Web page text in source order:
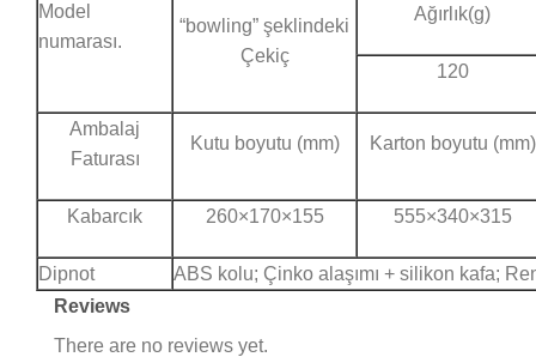
Model
numarası.
“bowling” şeklindeki
Çekiç
Ağırlık(g)
120
Ambalaj
Faturası
Kutu boyutu (mm) Karton boyutu (mm)
Kabarcık 260×170×155 555×340×315
Dipnot
ABS kolu; Çinko alaşımı + silikon kafa;
Reviews
There are no reviews yet.